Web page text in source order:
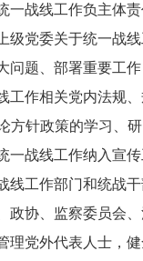
线工作负主体责
委关于统一战线
题、部署重要工作
相关党内法规、
针政策的学习、研
一战线工作纳入宣
作部门和统战干
、监察委员会、
党外代表人士，健